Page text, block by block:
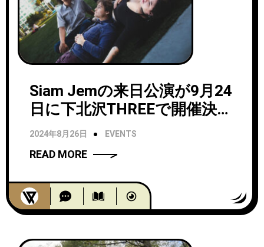
Siam Jemの来日公演が9月24
日に下北沢THREEで開催決
定！
2024年8月26日 EVENTS
READ MORE